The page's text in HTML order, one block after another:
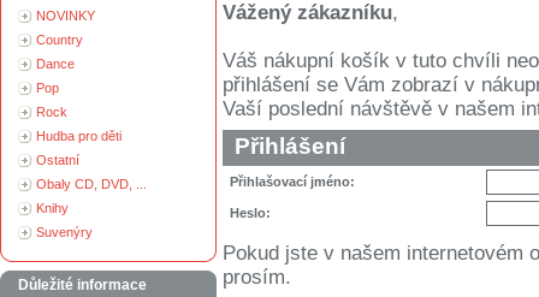
NOVINKY
Country
Dance
Pop
Rock
Hudba pro děti
Ostatní
Obaly CD, DVD, ...
Knihy
Suvenýry
Důležité informace
Vážený zákazníku,
Váš nákupní košík v tuto chvíli
přihlášení se Vám zobrazí v
Vaší poslední návštěvě v našem
Přihlášení
Přihlašovací jméno:
Heslo:
Pokud jste v našem internetovém
prosím.